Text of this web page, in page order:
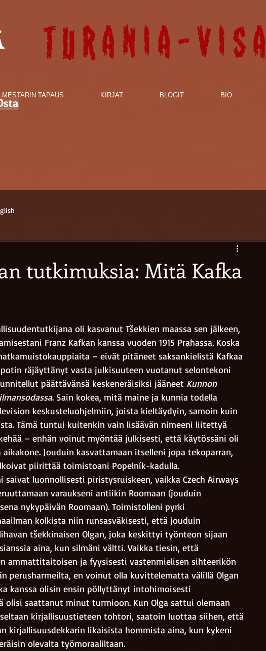
Turania-visa
MESTARIN TAPAUS KIRJAT BLOGIT BIO
tutkimuksia: Mitä Kafka
oli kasvanut Tšekkien maassa sen jälkeen,
Franz Kafkan kanssa vuoden 1915 Prahassa. Koska
– eivät pitäneet saksankielistä Kafkaa
räjäyttänyt vasta julkisuuteen vuotanut selontekoni
päättävänsä keskeneräisiksi jääneet Kunnon
. Sain kokea, mitä maine ja kunnia todella
keskusteluohjelmiin, joista kieltäydyin, samoin kuin
Tämä tuntui kuitenkin vain lisäävän nimeeni liitettyä
– enhän voinut myöntää julkisesti, että käytössäni oli
Jouduin kasvattamaan itselleni jopa tekoparran,
piirittää toimistoani Popelník-kadulla.
saivat luonnollisesti piristysruiskeen, vaikka Czech Airways
varaukseni antiikin Roomaan (jouduin
nykypäivän Roomaan). Toimistolleni pyrki
kolkista niin runsasväkisesti, että jouduin
tšekkinaisen Olgan, joka keskittyi työnteon sijaan
aina, kun silmäni vältti. Vaikka tiesin, että
ammattitaitoisen ja fyysisesti vastenmielisen sihteerikön
perusharmeilta, en voinut olla kuvittelematta välillä Olgan
kanssa olisin ensin pöllyttänyt intohimoisesti
olisi saattanut minut turmioon. Kun Olga sattui olemaan
kirjallisuustieteen tohtori, saatoin luottaa siihen, että
kirjallisuusdekkarin likaisista hommista aina, kun kykeni
olevalta työmoraaliltaan.